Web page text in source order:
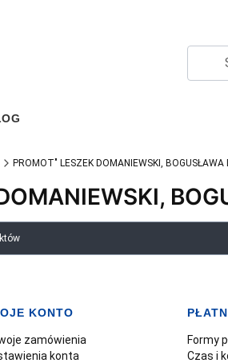
PROMOT" LESZEK DOMANIEWSKI, BOGUSŁAWA
KONTO
zamówienia
konta
Formy
Czas i